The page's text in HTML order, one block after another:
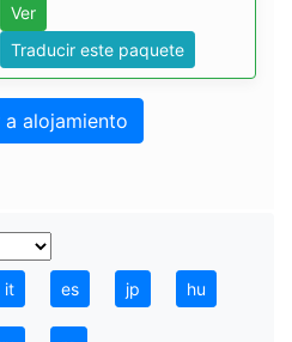
Ver
Traducir este paquete
a alojamiento
it es jp hu